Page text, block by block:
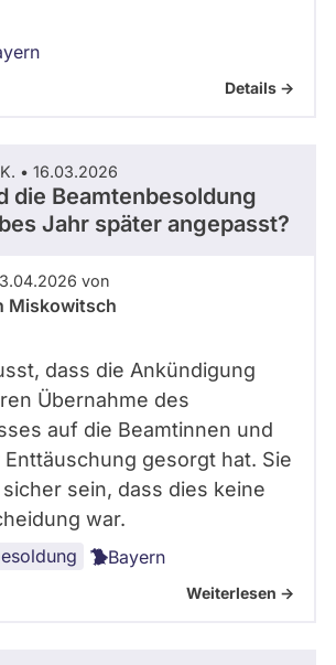
Details ->
• 16.03.2026
die Beamtenbesoldung
Jahr später angepasst?
von
Miskowitsch
dass die Ankündigung
Übernahme des
auf die Beamtinnen und
gesorgt hat. Sie
sein, dass dies keine
war.
Bayern
Weiterlesen ->